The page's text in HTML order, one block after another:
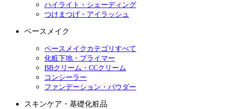
ハイライト・シェーディング
つけまつげ・アイラッシュ
ベースメイク
ベースメイクカテゴリすべて
化粧下地・プライマー
BBクリーム・CCクリーム
コンシーラー
ファンデーション・パウダー
スキンケア・基礎化粧品